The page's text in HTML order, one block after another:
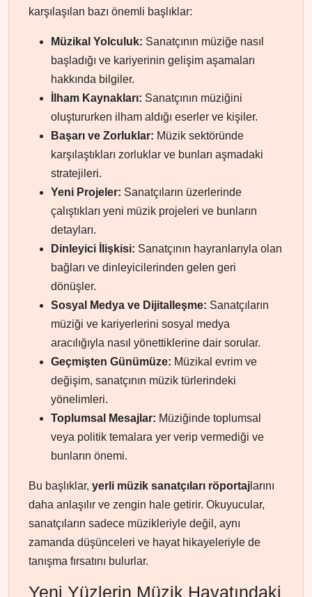
karşılaşılan bazı önemli başlıklar:
Müzikal Yolculuk: Sanatçının müziğe nasıl
başladığı ve kariyerinin gelişim aşamaları
hakkında bilgiler.
İlham Kaynakları: Sanatçının müziğini
oluştururken ilham aldığı eserler ve kişiler.
Başarı ve Zorluklar: Müzik sektöründe
karşılaştıkları zorluklar ve bunları aşmadaki
stratejileri.
Yeni Projeler: Sanatçıların üzerlerinde
çalıştıkları yeni müzik projeleri ve bunların
detayları.
Dinleyici İlişkisi: Sanatçının hayranlarıyla olan
bağları ve dinleyicilerinden gelen geri
dönüşler.
Sosyal Medya ve Dijitalleşme: Sanatçıların
müziği ve kariyerlerini sosyal medya
aracılığıyla nasıl yönettiklerine dair sorular.
Geçmişten Günümüze: Müzikal evrim ve
değişim, sanatçının müzik türlerindeki
yönelimleri.
Toplumsal Mesajlar: Müziğinde toplumsal
veya politik temalara yer verip vermediği ve
bunların önemi.
Bu başlıklar, yerli müzik sanatçıları röportaj larını
daha anlaşılır ve zengin hale getirir. Okuyucular,
sanatçıların sadece müzikleriyle değil, aynı
zamanda düşünceleri ve hayat hikayeleriyle de
tanışma fırsatını bulurlar.
Yeni Yüzlerin Müzik Hayatındaki